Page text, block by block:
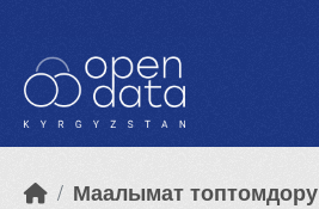
Маалымат топтомдору